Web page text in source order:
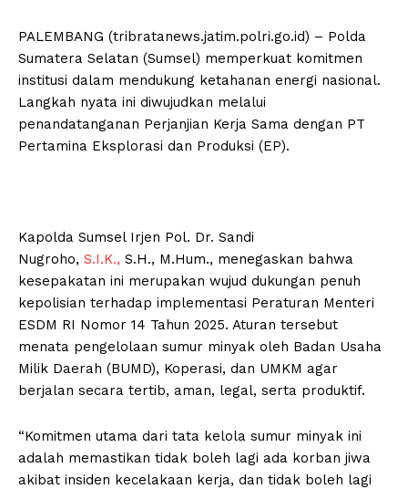
PALEMBANG (tribratanews.jatim.polri.go.id) – Polda
Sumatera Selatan (Sumsel) memperkuat komitmen
institusi dalam mendukung ketahanan energi nasional.
Langkah nyata ini diwujudkan melalui
penandatanganan Perjanjian Kerja Sama dengan PT
Pertamina Eksplorasi dan Produksi (EP).
Kapolda Sumsel Irjen Pol. Dr. Sandi
Nugroho, S.I.K., S.H., M.Hum., menegaskan bahwa
kesepakatan ini merupakan wujud dukungan penuh
kepolisian terhadap implementasi Peraturan Menteri
ESDM RI Nomor 14 Tahun 2025. Aturan tersebut
menata pengelolaan sumur minyak oleh Badan Usaha
Milik Daerah (BUMD), Koperasi, dan UMKM agar
berjalan secara tertib, aman, legal, serta produktif.
“Komitmen utama dari tata kelola sumur minyak ini
adalah memastikan tidak boleh lagi ada korban jiwa
akibat insiden kecelakaan kerja, dan tidak boleh lagi